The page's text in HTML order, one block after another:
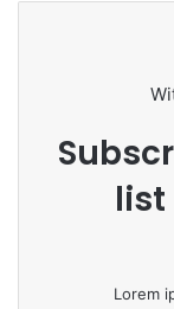
list
Lorem